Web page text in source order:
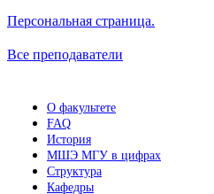
Персональная страница.
Все преподаватели
О факультете
FAQ
История
МШЭ МГУ в цифрах
Структура
Кафедры